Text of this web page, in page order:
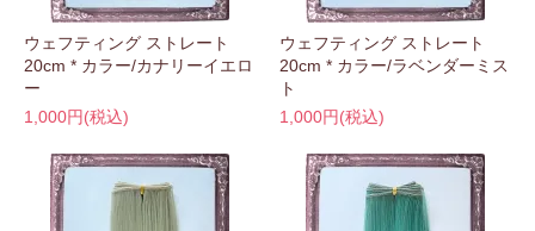
ウェフティング ストレート
20cm * カラー/カナリーイエロ
ー
1,000円(税込)
ウェフティング ストレート
20cm * カラー/ラベンダーミス
ト
1,000円(税込)